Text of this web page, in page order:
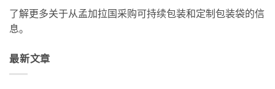
了解更多关于从孟加拉国采购可持续包装和定制包装袋的信
息。
最新文章